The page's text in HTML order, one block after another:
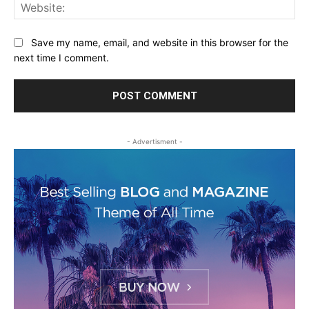
Save my name, email, and website in this browser for the
next time I comment.
- Advertisment -